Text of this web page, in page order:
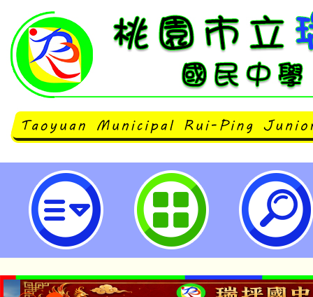
「國際運算思維挑戰賽
Challenge onInformatics and
Computational Thinking)」-桃